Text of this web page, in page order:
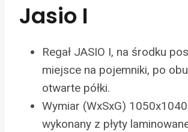
Jasio I
Regał JASIO I, na środku
miejsce na pojemniki, po
otwarte półki.
Wymiar (WxSxG)
wykonany z płyty